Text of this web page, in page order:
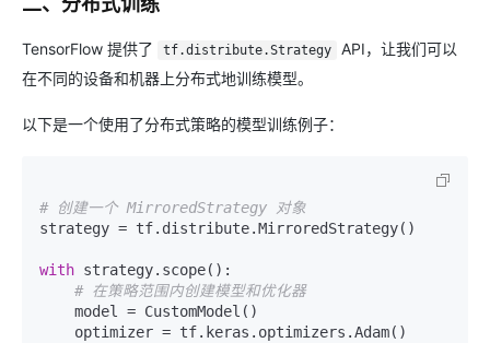
TensorFlow 提供了 tf.distribute.Strategy
API，让我们可以
在不同的设备和机器上分布式地训练模型。
以下是一个使用了分布式策略的模型训练例子：
# 创建一个 MirroredStrategy 对象
strategy = tf.distribute.MirroredStrategy()
with strategy.scope():
# 在策略范围内创建模型和优化器